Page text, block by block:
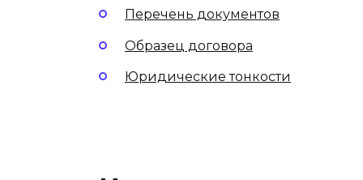
Перечень документов
Образец договора
Юридические тонкости